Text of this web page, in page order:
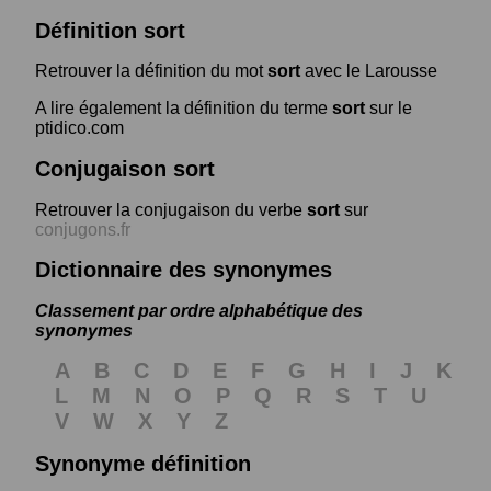
Définition sort
Retrouver la définition du motsort avec le Larousse
A lire également la définition du terme sort sur le
ptidico.com
Conjugaison sort
Retrouver la conjugaison du verbe sort sur
conjugons.fr
Dictionnaire des synonymes
Classement par ordre alphabétique des
synonymes
A B C D E F G H I J
K
L
M N O P Q R S T
U
V
W X Y
Z
Synonyme définition